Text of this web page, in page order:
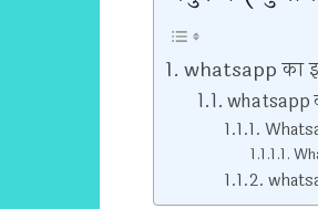
whatsapp का
whatsapp